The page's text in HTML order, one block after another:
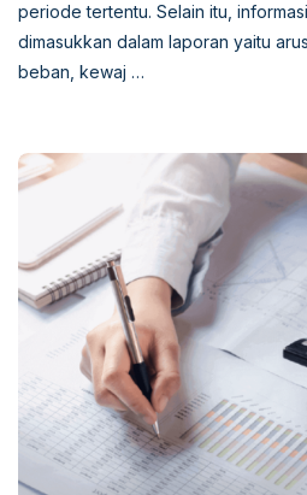
periode tertentu. Selain itu,
dimasukkan dalam laporan yaitu
beban, kewaj …